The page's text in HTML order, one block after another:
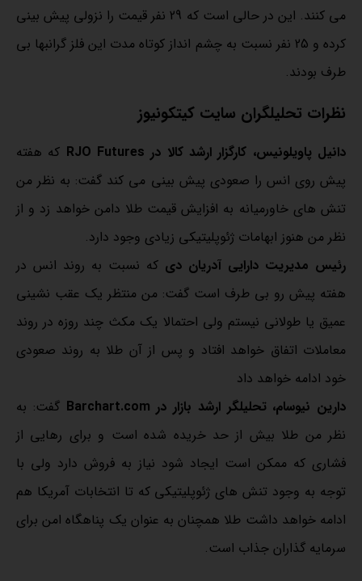
می کنند. این در حالی است که 29 نفر قیمت را نزولی پیش بینی
کرده و 25 نفر نسبت به چشم انداز کوتاه مدت این فلز گرانبها بی
طرف بودند.
نظرات تحلیلگران سایت کیتکونیوز
دانیل پاویلونیس، کارگزار ارشد کالا در RJO Futures
که هفته
پیش روی انس را صعودی پیش بینی می کند گفت: به نظر من
تنش های خاورمیانه به افزایش قیمت طلا دامن خواهد زد و از
نظر من هنوز ابهامات ژئوپلیتیکی زیادی وجود دارد.
رئیس مدیریت دارایی آدریان دی که نسبت به روند انس در
هفته پیش رو بی طرف است گفت: من منتظر یک عقب نشینی
عمیق یا طولانی نیستم ولی احتمالا یک مکث چند روزه در روند
معاملات اتفاق خواهد افتاد و پس از آن طلا به روند صعودی
خود ادامه خواهد داد
دارین نیوسام، تحلیلگر ارشد بازار در Barchart.com
گفت: به
نظر من طلا بیش از حد خریده شده است و برای رهایی از
فشاری که ممکن است ایجاد شود نیاز به فروش دارد ولی با
توجه به وجود تنش های ژئوپلیتیکی که تا انتخابات آمریکا هم
ادامه خواهد داشت طلا همچنان به عنوان یک پناهگاه امن برای
سرمایه گذاران جذاب است.